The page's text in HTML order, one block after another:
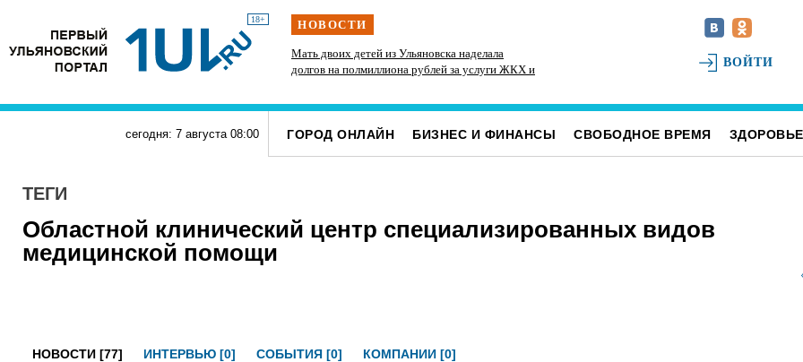
18+ НОВОСТИ
Ульяновским предпенсионерам полагается
набор льгот
Мать двоих детей из Ульяновска наделала
долгов на полмиллиона рублей за услуги ЖКХ и
В Ульяновской области приняли почти 270 тонн
рыбных консервов из Калининградской области
ВОЙТИ
сегодня: 7 августа 08:00 ГОРОД ОНЛАЙН БИЗНЕС И ФИНАНСЫ СВОБОДНОЕ ВРЕМЯ ЗДОРОВЬЕ
ТЕГИ
Областной клинический центр специализированных видов
медицинской помощи
НОВОСТИ [77] ИНТЕРВЬЮ [0] СОБЫТИЯ [0] КОМПАНИИ [0]